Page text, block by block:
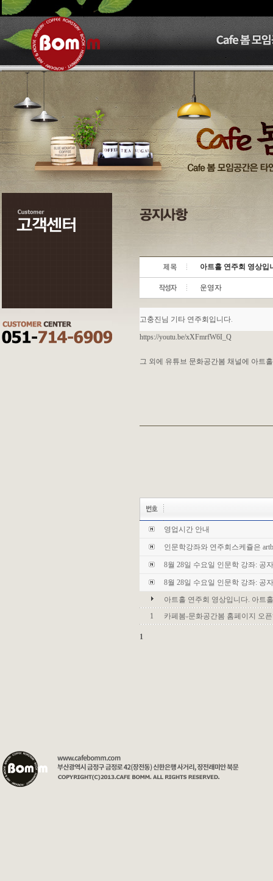
아트홀 연주회 영상입
운영자
고충진님 기타 연주회입니다.
https://youtu.be/xXFmrfW6I_Q
그 외에 유튜브 문화공간봄 채널에 아트
영업시간 안내
인문학강좌와 연주회스케쥴은
8월 28일 수요일 인문학 강좌: 공
8월 28일 수요일 인문학 강좌: 공
아트홀 연주회 영상입니다. 아트
1
카페봄-문화공간봄 홈페이지 오
1